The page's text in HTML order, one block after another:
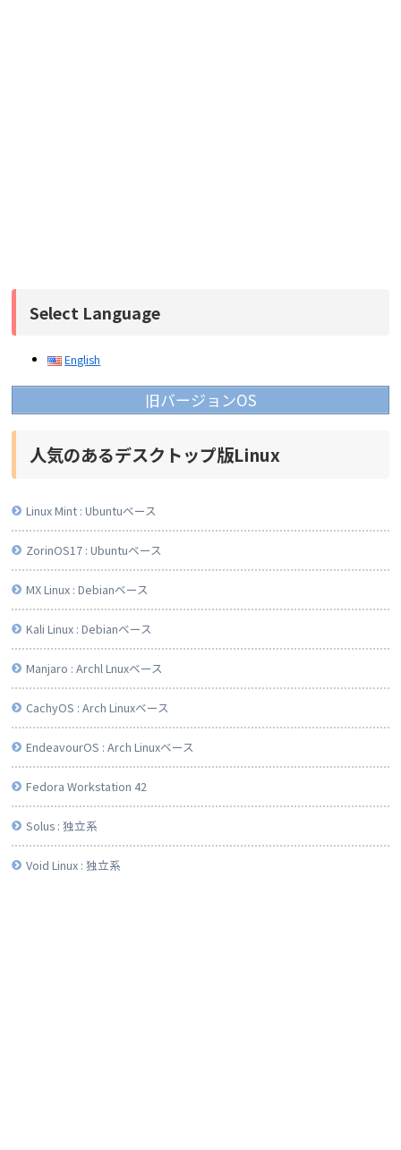
Select Language
English
旧バージョンOS
人気のあるデスクトップ版Linux
Linux Mint : Ubuntuベース
ZorinOS17 : Ubuntuベース
MX Linux : Debianベース
Kali Linux : Debianベース
Manjaro : Archl Lnuxベース
CachyOS : Arch Linuxベース
EndeavourOS : Arch Linuxベース
Fedora Workstation 42
Solus : 独立系
Void Linux : 独立系